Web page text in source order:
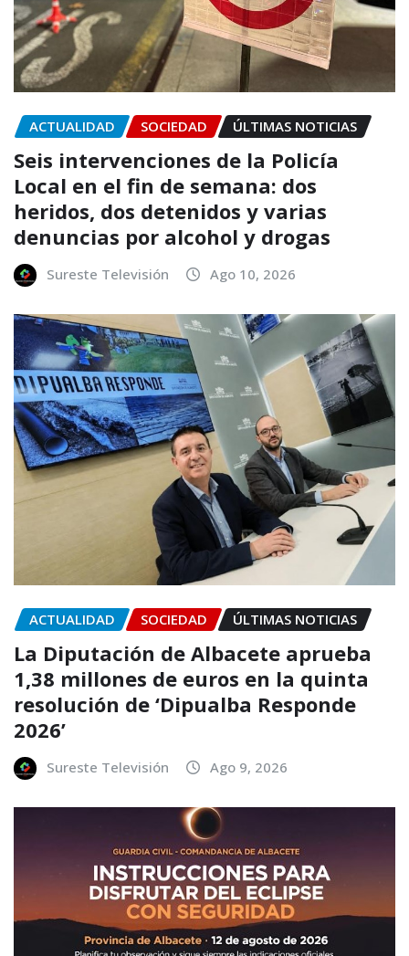
ACTUALIDAD SOCIEDAD ÚLTIMAS NOTICIAS
Seis intervenciones de la Policía
Local en el fin de semana: dos
heridos, dos detenidos y varias
denuncias por alcohol y drogas
Sureste Televisión Ago 10, 2026
ACTUALIDAD SOCIEDAD ÚLTIMAS NOTICIAS
La Diputación de Albacete aprueba
1,38 millones de euros en la quinta
resolución de ‘Dipualba Responde
2026’
Sureste Televisión Ago 9, 2026